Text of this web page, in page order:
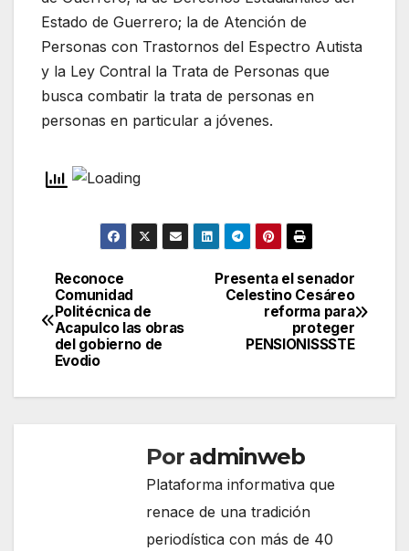
Estado de Guerrero; la de Atención de
Personas con Trastornos del Espectro Autista
y la Ley Contral la Trata de Personas que
busca combatir la trata de personas en
personas en particular a jóvenes.
Navegación
de
entradas
Presenta el senador
Celestino Cesáreo
reforma para
proteger
PENSIONISSSTE
Reconoce
Comunidad
Politécnica de
Acapulco las obras
del gobierno de
Evodio
Por adminweb
Plataforma informativa que
renace de una tradición
periodística con más de 40